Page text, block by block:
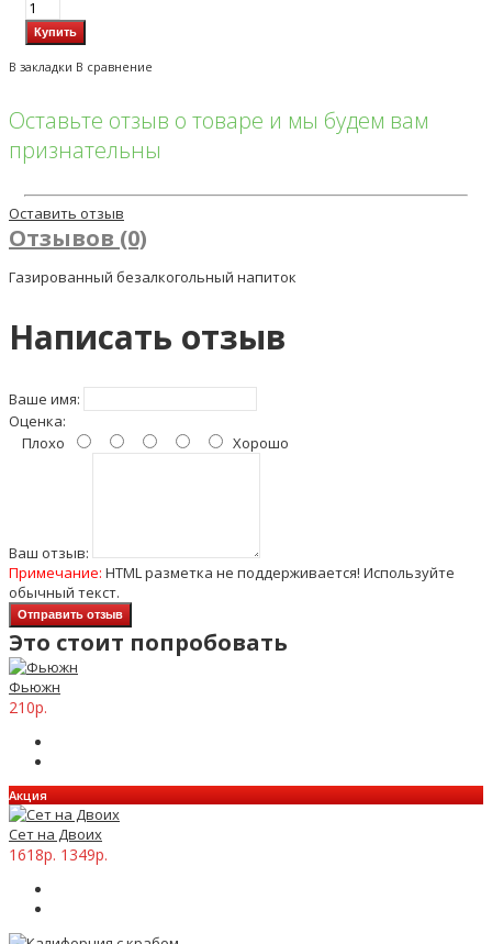
В закладки В сравнение
Оставьте отзыв о товаре и мы будем вам
признательны
Оставить отзыв
Отзывов (0)
Газированный безалкогольный напиток
Написать отзыв
Ваше имя:
Оценка:
Плохо
Хорошо
Ваш отзыв:
Примечание: HTML разметка не поддерживается! Используйте
обычный текст.
Отправить отзыв
Это стоит попробовать
Фьюжн
210р.
Акция
Сет на Двоих
1618р. 1349р.